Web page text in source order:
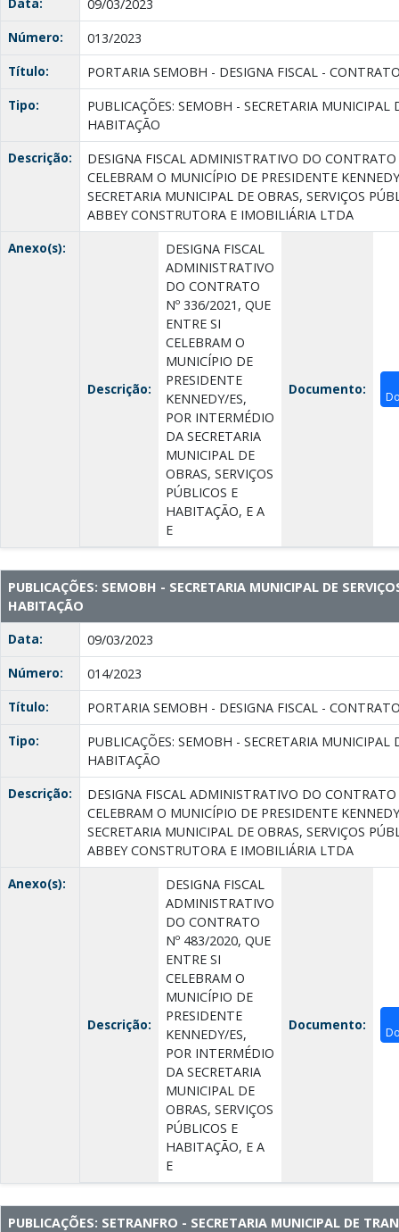
09/03/2023
Número:
013/2023
Título:
PORTARIA SEMOBH - DESIGNA FISCAL -
Tipo:
PUBLICAÇÕES: SEMOBH - SECRETARIA MUNICIPAL
HABITAÇÃO
Descrição:
DESIGNA FISCAL ADMINISTRATIVO DO
CELEBRAM O MUNICÍPIO DE PRESIDENTE
SECRETARIA MUNICIPAL DE OBRAS, SERVIÇOS
ABBEY CONSTRUTORA E IMOBILIÁRIA LTDA
Anexo(s):
Descrição:
DESIGNA FISCAL
ADMINISTRATIVO
DO CONTRATO
Nº 336/2021, QUE
ENTRE SI
CELEBRAM O
MUNICÍPIO DE
PRESIDENTE
KENNEDY/ES,
POR INTERMÉDIO
DA SECRETARIA
MUNICIPAL DE
OBRAS, SERVIÇOS
PÚBLICOS E
HABITAÇÃO, E A
E
Documento:
PUBLICAÇÕES: SEMOBH - SECRETARIA MUNICIPAL DE
HABITAÇÃO
Data:
09/03/2023
Número:
014/2023
Título:
PORTARIA SEMOBH - DESIGNA FISCAL -
Tipo:
PUBLICAÇÕES: SEMOBH - SECRETARIA MUNICIPAL
HABITAÇÃO
Descrição:
DESIGNA FISCAL ADMINISTRATIVO DO
CELEBRAM O MUNICÍPIO DE PRESIDENTE
SECRETARIA MUNICIPAL DE OBRAS, SERVIÇOS
ABBEY CONSTRUTORA E IMOBILIÁRIA LTDA
Anexo(s):
Descrição:
DESIGNA FISCAL
ADMINISTRATIVO
DO CONTRATO
Nº 483/2020, QUE
ENTRE SI
CELEBRAM O
MUNICÍPIO DE
PRESIDENTE
KENNEDY/ES,
POR INTERMÉDIO
DA SECRETARIA
MUNICIPAL DE
OBRAS, SERVIÇOS
PÚBLICOS E
HABITAÇÃO, E A
E
Documento:
PUBLICAÇÕES: SETRANFRO - SECRETARIA MUNICIPAL DE